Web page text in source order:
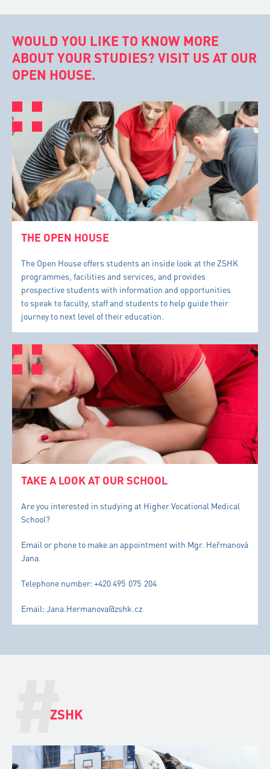
WOULD YOU LIKE TO KNOW MORE
ABOUT YOUR STUDIES? VISIT US AT OUR
OPEN HOUSE.
THE OPEN HOUSE
The Open House offers students an inside look at the ZSHK
programmes, facilities and services, and provides
prospective students with information and opportunities
to speak to faculty, staff and students to help guide their
journey to next level of their education.
TAKE A LOOK AT OUR SCHOOL
Are you interested in studying at Higher Vocational Medical
School?
Email or phone to make an appointment with Mgr. Heřmanová
Jana.
Telephone number: +420 495 075 204
Email: Jana.Hermanova@zshk.cz
#
ZSHK